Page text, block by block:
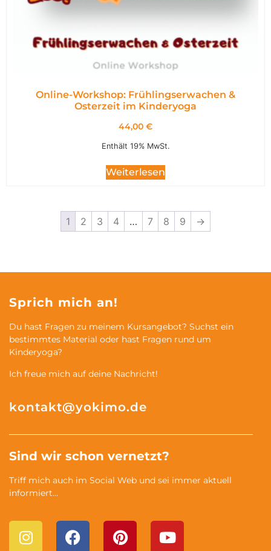
Online-Workshop: Frühlingserwachen &
Osterzeit im Kinderyoga
44,00 €
Enthält 19% MwSt.
Weiterlesen
1 2 3 4 … 7 8 9 →
Sprich mich an!
Du hast Fragen zu meinem Kursangebot? Suchst ein
bestimmtes Material oder hast Fragen rund um
Kinderyoga?
Ich freue mich auf deine Nachricht!
kontakt@yokimo.de
Sind wir schon vernetzt?
Triff mich auch im Social Web und sei immer aktuell
informiert…